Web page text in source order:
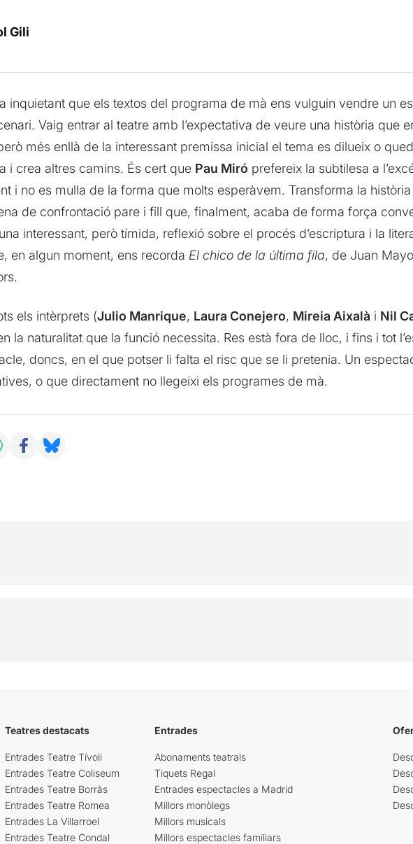
Gili
inquietant que els textos del programa de mà ens vulguin vendre un
Vaig entrar al teatre amb l’expectativa de veure una història que
més enllà de la interessant premissa inicial el tema es dilueix o
i crea altres camins. És cert que Pau Miró prefereix la subtilesa a
i no es mulla de la forma que molts esperàvem. Transforma la
de confrontació pare i fill que, finalment, acaba de forma força
interessant, però tímida, reflexió sobre el procés d’escriptura i la
en algun moment, ens recorda El chico de la última fila, de Juan
els intèrprets (Julio Manrique, Laura Conejero, Mireia Aixalà i Nil
la naturalitat que la funció necessita. Res està fora de lloc, i fins i tot
doncs, en el que potser li falta el risc que se li pretenia. Un
o que directament no llegeixi els programes de mà.
Teatres destacats
Entrades Teatre Tívoli
Entrades Teatre Coliseum
Entrades Teatre Borràs
Entrades Teatre Romea
Entrades La Villarroel
Entrades Teatre Condal
Entrades
Abonaments teatrals
Tiquets Regal
Entrades espectacles a Madrid
Millors monòlegs
Millors musicals
Millors espectacles familiars